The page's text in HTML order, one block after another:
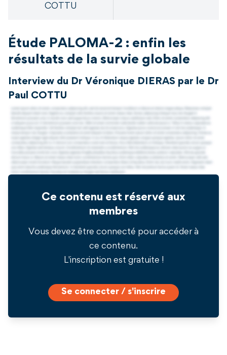
COTTU
Étude PALOMA-2 : enfin les
résultats de la survie globale
Interview du Dr Véronique DIERAS par le Dr
Paul COTTU
Ce contenu est réservé aux
membres
Vous devez être connecté pour accéder à
ce contenu.
L'inscription est gratuite !
Se connecter / s'inscrire